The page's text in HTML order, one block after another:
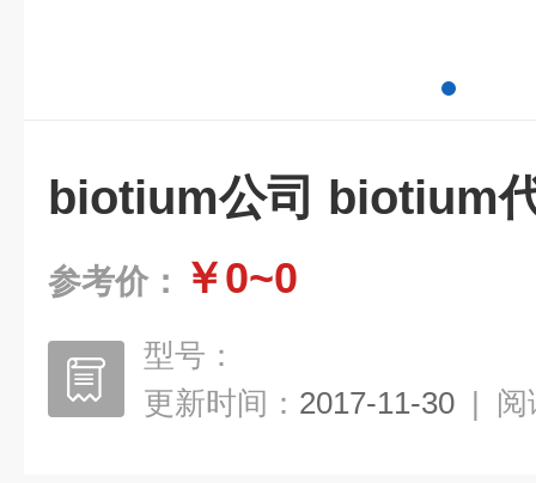
biotium公司 biotium
参考价： ￥0~0
型号：
更新时间： 2017-11-30 | 阅